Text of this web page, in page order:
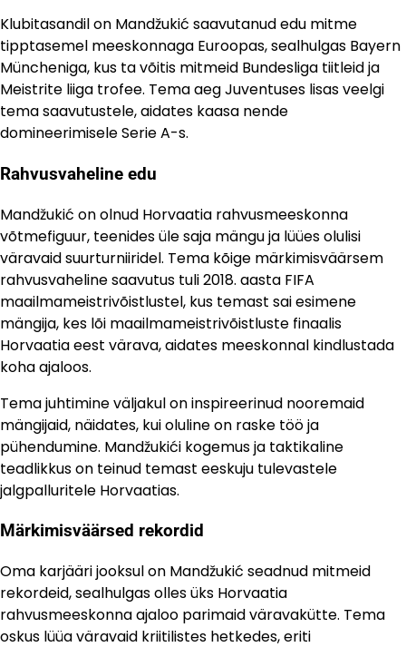
Klubitasandil on Mandžukić saavutanud edu mitme
tipptasemel meeskonnaga Euroopas, sealhulgas Bayern
Müncheniga, kus ta võitis mitmeid Bundesliga tiitleid ja
Meistrite liiga trofee. Tema aeg Juventuses lisas veelgi
tema saavutustele, aidates kaasa nende
domineerimisele Serie A-s.
Rahvusvaheline edu
Mandžukić on olnud Horvaatia rahvusmeeskonna
võtmefiguur, teenides üle saja mängu ja lüües olulisi
väravaid suurturniiridel. Tema kõige märkimisväärsem
rahvusvaheline saavutus tuli 2018. aasta FIFA
maailmameistrivõistlustel, kus temast sai esimene
mängija, kes lõi maailmameistrivõistluste finaalis
Horvaatia eest värava, aidates meeskonnal kindlustada
koha ajaloos.
Tema juhtimine väljakul on inspireerinud nooremaid
mängijaid, näidates, kui oluline on raske töö ja
pühendumine. Mandžukići kogemus ja taktikaline
teadlikkus on teinud temast eeskuju tulevastele
jalgpalluritele Horvaatias.
Märkimisväärsed rekordid
Oma karjääri jooksul on Mandžukić seadnud mitmeid
rekordeid, sealhulgas olles üks Horvaatia
rahvusmeeskonna ajaloo parimaid väravakütte. Tema
oskus lüüa väravaid kriitilistes hetkedes, eriti